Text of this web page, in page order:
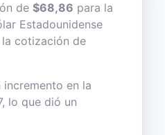
de $68,86 para la
Estadounidense
cotización de
en la
lo que dió un